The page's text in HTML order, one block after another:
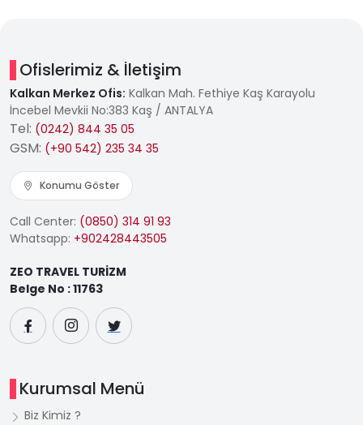
Ofislerimiz & İletişim
Kalkan Merkez Ofis: Kalkan Mah. Fethiye Kaş Karayolu
İncebel Mevkii No:383 Kaş / ANTALYA
Tel: (0242) 844 35 05
GSM: (+90 542) 235 34 35
Konumu Göster
Call Center: (0850) 314 91 93
Whatsapp: +902428443505
ZEO TRAVEL TURİZM
Belge No : 11763
Kurumsal Menü
Biz Kimiz ?